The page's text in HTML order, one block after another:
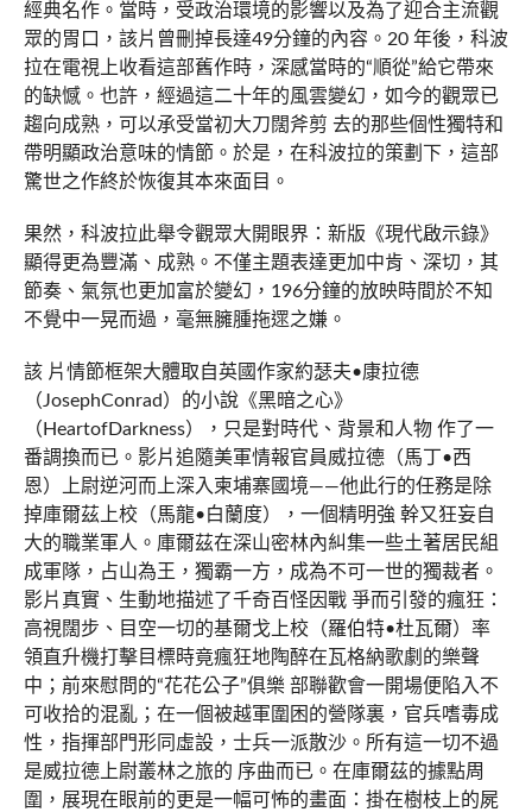
經典名作。當時，受政治環境的影響以及為了迎合主流觀
眾的胃口，該片曾刪掉長達49分鐘的內容。20 年後，科波
拉在電視上收看這部舊作時，深感當時的“順從”給它帶來
的缺憾。也許，經過這二十年的風雲變幻，如今的觀眾已
趨向成熟，可以承受當初大刀闊斧剪 去的那些個性獨特和
帶明顯政治意味的情節。於是，在科波拉的策劃下，這部
驚世之作終於恢復其本來面目。
果然，科波拉此舉令觀眾大開眼界：新版《現代啟示錄》
顯得更為豐滿、成熟。不僅主題表達更加中肯、深切，其
節奏、氣氛也更加富於變幻，196分鐘的放映時間於不知
不覺中一晃而過，毫無臃腫拖遝之嫌。
該 片情節框架大體取自英國作家約瑟夫•康拉德
（JosephConrad）的小說《黑暗之心》
（HeartofDarkness），只是對時代、背景和人物 作了一
番調換而已。影片追隨美軍情報官員威拉德（馬丁•西
恩）上尉逆河而上深入柬埔寨國境——他此行的任務是除
掉庫爾茲上校（馬龍•白蘭度），一個精明強 幹又狂妄自
大的職業軍人。庫爾茲在深山密林內糾集一些土著居民組
成軍隊，占山為王，獨霸一方，成為不可一世的獨裁者。
影片真實、生動地描述了千奇百怪因戰 爭而引發的瘋狂：
高視闊步、目空一切的基爾戈上校（羅伯特•杜瓦爾）率
領直升機打擊目標時竟瘋狂地陶醉在瓦格納歌劇的樂聲
中；前來慰問的“花花公子”俱樂 部聯歡會一開場便陷入不
可收拾的混亂；在一個被越軍圍困的營隊裏，官兵嗜毒成
性，指揮部門形同虛設，士兵一派散沙。所有這一切不過
是威拉德上尉叢林之旅的 序曲而已。在庫爾茲的據點周
圍，展現在眼前的更是一幅可怖的畫面：掛在樹枝上的屍